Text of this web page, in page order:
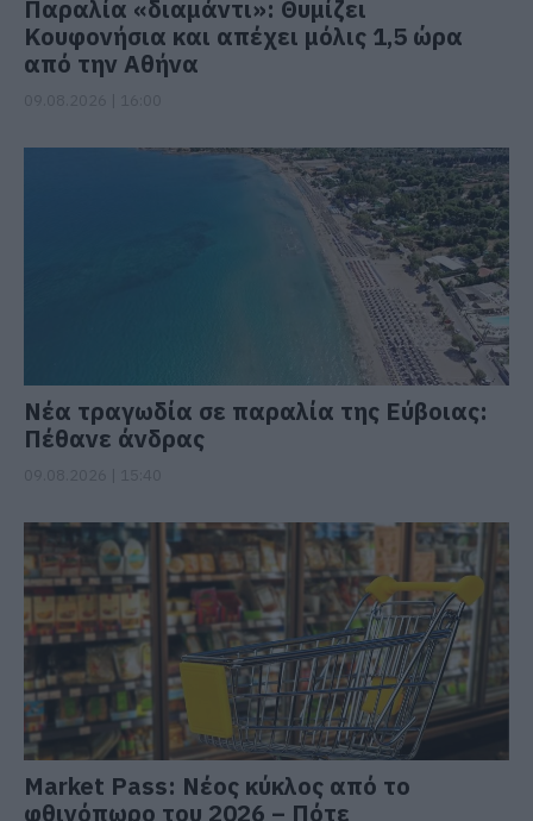
Παραλία «διαμάντι»: Θυμίζει
Κουφονήσια και απέχει μόλις 1,5 ώρα
από την Αθήνα
Νέα τραγωδία σε παραλία της Εύβοιας:
Πέθανε άνδρας
Market Pass: Νέος κύκλος από το
φθινόπωρο του 2026 – Πότε